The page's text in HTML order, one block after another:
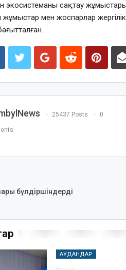
экосистеманы сақтау
мен жоспарлар
25437 Posts 0
бүлдіршіндерді
АУДАНДАР